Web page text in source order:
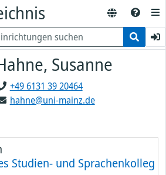
Susanne
+49 6131 39 20464
hahne@uni-mainz.de
Studien- und Sprachenkolleg